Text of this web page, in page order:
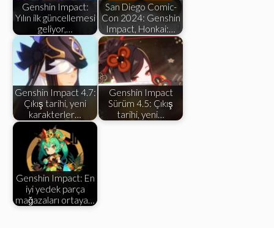
Genshin Impact:
Yılın ilk güncellemesi
geliyor,…
San Diego Comic-
Con 2024: Genshin
Impact, Honkai:…
Genshin Impact 4.7:
Çıkış tarihi, yeni
karakterler…
Genshin Impact
Sürüm 4.5: Çıkış
tarihi, yeni…
Genshin Impact: En
iyi yedek parça
mağazaları ortaya…